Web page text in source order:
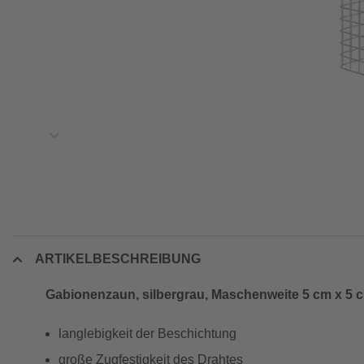
ARTIKELBESCHREIBUNG
Gabionenzaun, silbergrau, Maschenweite 5 cm x 5
langlebigkeit der Beschichtung
große Zugfestigkeit des Drahtes